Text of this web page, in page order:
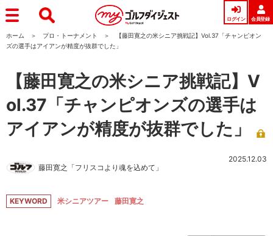
ログイン 会員登録
ホーム プロ・トーナメント
【藤田寛之の米シニア挑戦記】Vol.37「チャンピオン
ズの選手はアイアンが精度が抜群でした」
【藤田寛之の米シニア挑戦記】V
ol.37「チャンピオンズの選手は
アイアンが精度が抜群でした」
藤田寛之「フリスコより魂を込めて」
2025.12.03
KEYWORD 米シニアツアー 藤田寛之